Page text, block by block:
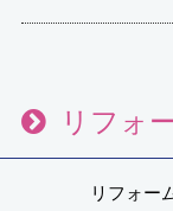
リフォ
リフォー